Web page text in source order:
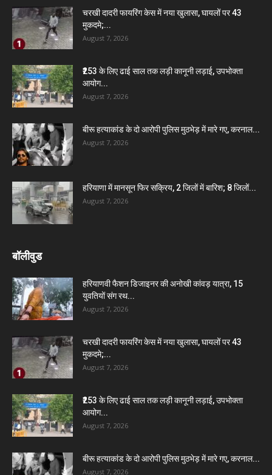
चरखी दादरी फायरिंग केस में नया खुलासा, घायलों पर 43
मुकदमे;...
August 7, 2026
₹253 के लिए ढाई साल तक लड़ी कानूनी लड़ाई, उपभोक्ता
आयोग...
August 7, 2026
बीरू हत्याकांड के दो आरोपी पुलिस मुठभेड़ में मारे गए, करनाल...
August 7, 2026
हरियाणा में मानसून फिर सक्रिय, 2 जिलों में बारिश; 8 जिलों...
August 7, 2026
बॉलीवुड
हरियाणवी फैशन डिजाइनर की अनोखी कांवड़ यात्रा, 15
युवतियों संग रथ...
August 7, 2026
चरखी दादरी फायरिंग केस में नया खुलासा, घायलों पर 43
मुकदमे;...
August 7, 2026
₹253 के लिए ढाई साल तक लड़ी कानूनी लड़ाई, उपभोक्ता
आयोग...
August 7, 2026
बीरू हत्याकांड के दो आरोपी पुलिस मुठभेड़ में मारे गए, करनाल...
August 7, 2026